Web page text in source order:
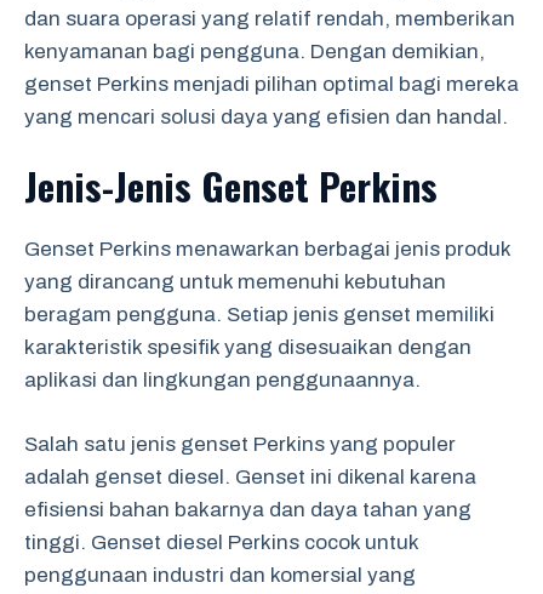
dan suara operasi yang relatif rendah, memberikan
kenyamanan bagi pengguna. Dengan demikian,
genset Perkins menjadi pilihan optimal bagi mereka
yang mencari solusi daya yang efisien dan handal.
Jenis-Jenis Genset Perkins
Genset Perkins menawarkan berbagai jenis produk
yang dirancang untuk memenuhi kebutuhan
beragam pengguna. Setiap jenis genset memiliki
karakteristik spesifik yang disesuaikan dengan
aplikasi dan lingkungan penggunaannya.
Salah satu jenis genset Perkins yang populer
adalah genset diesel. Genset ini dikenal karena
efisiensi bahan bakarnya dan daya tahan yang
tinggi. Genset diesel Perkins cocok untuk
penggunaan industri dan komersial yang